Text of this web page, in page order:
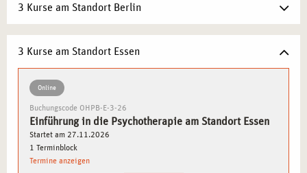
psychischen Gesundheit und möchten mehr über die Arbeit
als Heilpraktiker*in für Psychotherapie erfahren? Unser
Basis-Seminar bietet Ihnen die Möglichkeit, sich in einem
psychotherapeutischen Heilpraxis vertraut zu machen und
erste praxisnahe Erfahrungen zu sammeln.
ERSTE EINBLICKE IN DIE
PSYCHOTHERAPEUTISCHE ARBEIT
3 Kurse am Standort Berlin
3 Kurse am Standort Essen
Online
Buchungscode OHPB-E-3-26
Einführung in die Psychotherapie am Standort Essen
Startet am 27.11.2026
1 Terminblock
Termine anzeigen